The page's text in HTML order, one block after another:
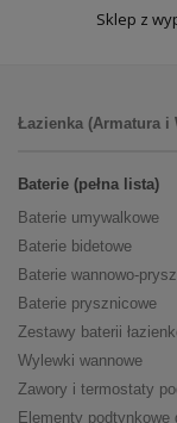
Sklep z
Łazienka (Armatura i
Baterie (pełna lista)
Baterie umywalkowe
Baterie bidetowe
Baterie wannowo-
Baterie prysznicowe
Zestawy baterii
Wylewki wannowe
Zawory i termostaty
Elementy podtynkowe